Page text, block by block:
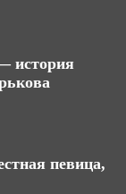
история
певица,